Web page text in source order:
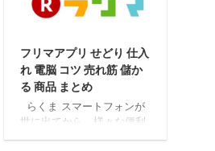
これからヤフオクもしく
どちらの方が稼ぎやすいの
か。そのような疑問を持っ
ている方も多いのではない
でしょうか。 今回は、ヤフ
オクとフリマアプリの違い
フリマアプリ せどり 仕入
れ 電脳 コツ 売れ筋 儲か
る 商品 まとめ
らくま スマートフォンが
世に出てから、様々な便利
なアプリが開発されていま